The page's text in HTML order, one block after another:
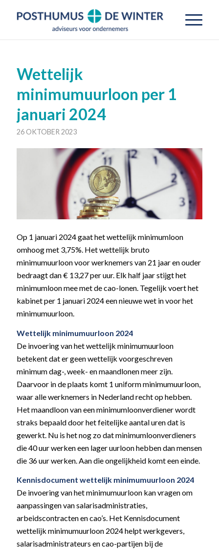
Wettelijk
minimumuurloon per 1
januari 2024
26 OKTOBER 2023
Op 1 januari 2024 gaat het wettelijk minimumloon
omhoog met 3,75%. Het wettelijk bruto
minimumuurloon voor werknemers van 21 jaar en ouder
bedraagt dan € 13,27 per uur. Elk half jaar stijgt het
minimumloon mee met de cao-lonen. Tegelijk voert het
kabinet per 1 januari 2024 een nieuwe wet in voor het
minimumuurloon.
Wettelijk minimumuurloon 2024
De invoering van het wettelijk minimumuurloon
betekent dat er geen wettelijk voorgeschreven
minimum dag-, week- en maandlonen meer zijn.
Daarvoor in de plaats komt 1 uniform minimumuurloon,
waar alle werknemers in Nederland recht op hebben.
Het maandloon van een minimumloonverdiener wordt
straks bepaald door het feitelijke aantal uren dat is
gewerkt. Nu is het nog zo dat minimumloonverdieners
die 40 uur werken een lager uurloon hebben dan mensen
die 36 uur werken. Aan die ongelijkheid komt een einde.
Kennisdocument wettelijk minimumuurloon 2024
De invoering van het minimumuurloon kan vragen om
aanpassingen van salarisadministraties,
arbeidscontracten en cao’s. Het Kennisdocument
wettelijk minimumuurloon 2024 helpt werkgevers,
salarisadministrateurs en cao-partijen bij de